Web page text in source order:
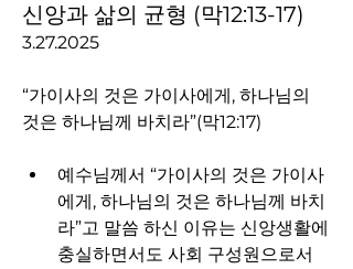
신앙과 삶의 균형 (막12:13-17)
3.27.2025
“가이사의 것은 가이사에게, 하나님의
것은 하나님께 바치라”(막12:17)
예수님께서 “가이사의 것은 가이사
에게, 하나님의 것은 하나님께 바치
라”고 말씀 하신 이유는 신앙생활에
충실하면서도 사회 구성원으로서